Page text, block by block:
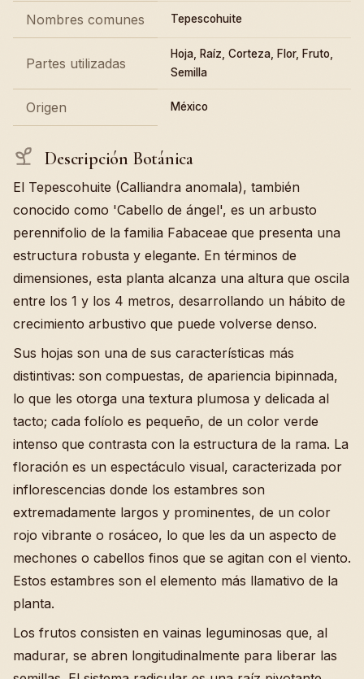
Nombres comunes Tepescohuite
Partes utilizadas
Hoja, Raíz, Corteza, Flor, Fruto,
Semilla
Origen México
Descripción Botánica
El Tepescohuite (Calliandra anomala), también
conocido como 'Cabello de ángel', es un arbusto
perennifolio de la familia Fabaceae que presenta una
estructura robusta y elegante. En términos de
dimensiones, esta planta alcanza una altura que oscila
entre los 1 y los 4 metros, desarrollando un hábito de
crecimiento arbustivo que puede volverse denso.
Sus hojas son una de sus características más
distintivas: son compuestas, de apariencia bipinnada,
lo que les otorga una textura plumosa y delicada al
tacto; cada folíolo es pequeño, de un color verde
intenso que contrasta con la estructura de la rama. La
floración es un espectáculo visual, caracterizada por
inflorescencias donde los estambres son
extremadamente largos y prominentes, de un color
rojo vibrante o rosáceo, lo que les da un aspecto de
mechones o cabellos finos que se agitan con el viento.
Estos estambres son el elemento más llamativo de la
planta.
Los frutos consisten en vainas leguminosas que, al
madurar, se abren longitudinalmente para liberar las